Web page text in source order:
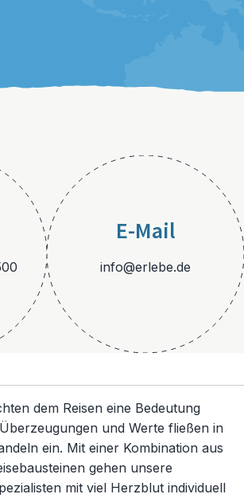
E-Mail
info@erlebe.de
dem Reisen eine Bedeutung
und Werte fließen in
ein. Mit einer Kombination aus
gehen unsere
mit viel Herzblut individuell